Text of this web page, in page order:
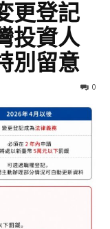
更登記
投資人
別留意
0